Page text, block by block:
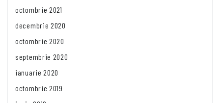
octombrie 2021
decembrie 2020
octombrie 2020
septembrie 2020
ianuarie 2020
octombrie 2019